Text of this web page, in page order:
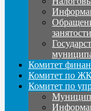
занятости
Комитет
Комитет по
Комитет по